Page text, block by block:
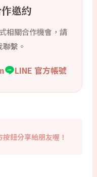
邀約
相關合作機會，請
繫。
LINE 官方帳號
鈕分享給朋友喔！